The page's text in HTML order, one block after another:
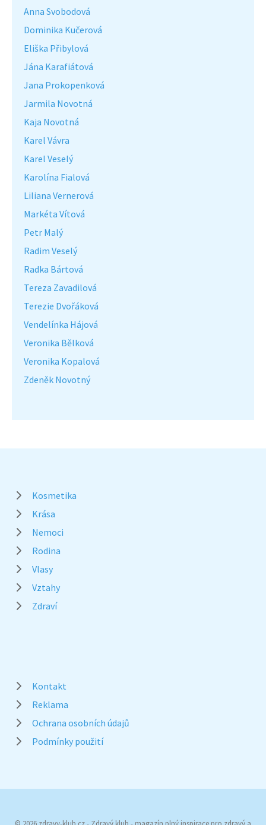
Anna Svobodová
Dominika Kučerová
Eliška Přibylová
Jána Karafiátová
Jana Prokopenková
Jarmila Novotná
Kaja Novotná
Karel Vávra
Karel Veselý
Karolína Fialová
Liliana Vernerová
Markéta Vítová
Petr Malý
Radim Veselý
Radka Bártová
Tereza Zavadilová
Terezie Dvořáková
Vendelínka Hájová
Veronika Bělková
Veronika Kopalová
Zdeněk Novotný
Kosmetika
Krása
Nemoci
Rodina
Vlasy
Vztahy
Zdraví
Kontakt
Reklama
Ochrana osobních údajů
Podmínky použití
© 2026 zdravy-klub.cz - Zdravý klub - magazín plný inspirace pro zdravý a